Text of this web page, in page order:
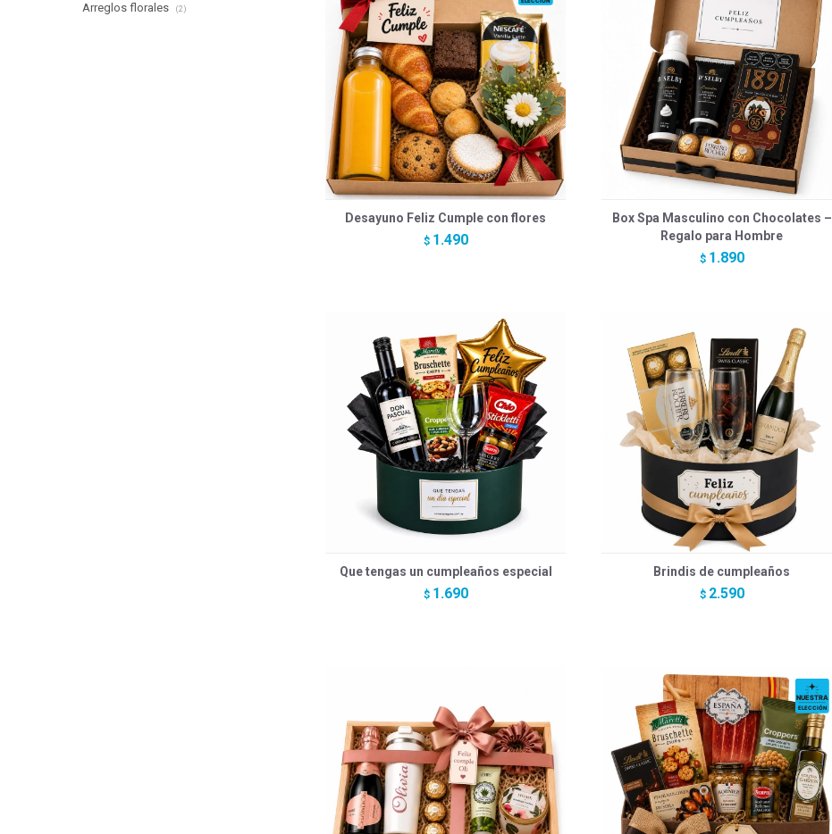
Desayuno Feliz Cumple con flores
$ 1.490
Box Spa Masculino con Chocolates –
Regalo para Hombre
$ 1.890
Que tengas un cumpleaños especial
$ 1.690
Brindis de cumpleaños
$ 2.590
Arreglos florales (2)